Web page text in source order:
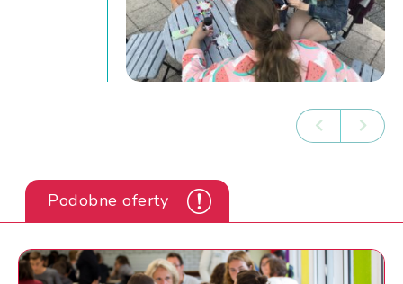
Podobne oferty